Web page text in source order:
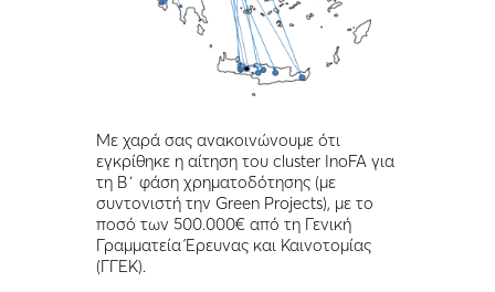
Με χαρά σας ανακοινώνουμε ότι
εγκρίθηκε η αίτηση του cluster InoFA για
τη Β΄ φάση χρηματοδότησης (με
συντονιστή την Green Projects), με το
ποσό των 500.000€ από τη Γενική
Γραμματεία Έρευνας και Καινοτομίας
(ΓΓΕΚ).